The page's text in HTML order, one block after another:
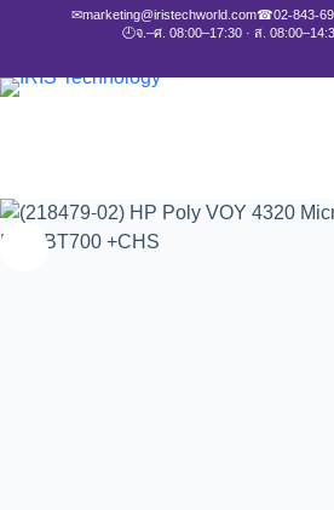
✉marketing@iristechworld.com☎02-843-
🕘จ.–ศ. 08:00–17:30 · ส.